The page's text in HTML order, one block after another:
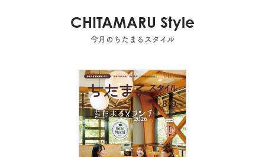
CHITAMARU Style
今月のちたまるスタイル